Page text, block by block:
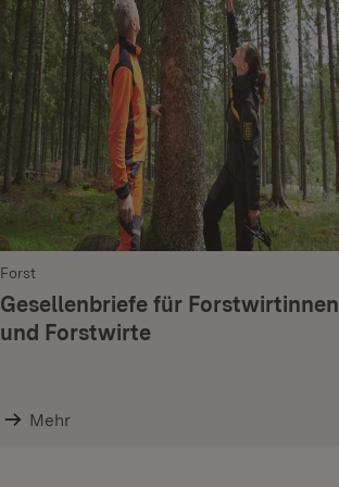
Forst
Gesellenbriefe für Forstwirtinnen
und Forstwirte
Mehr